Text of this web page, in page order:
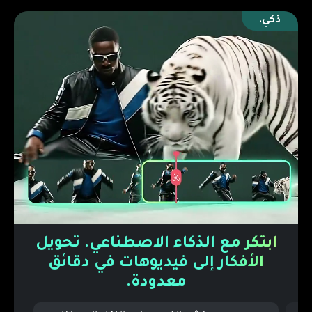
ذكي.
ابتكر مع الذكاء الاصطناعي. تحويل
الأفكار إلى فيديوهات في دقائق
معدودة.